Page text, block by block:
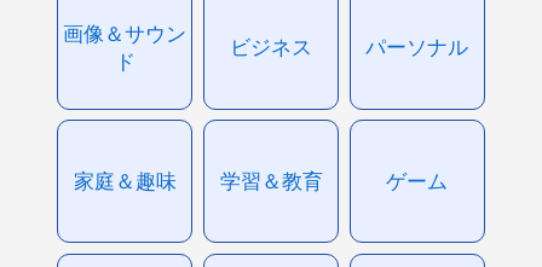
画像＆サウン
ド
ビジネス パーソナル
家庭＆趣味 学習＆教育 ゲーム